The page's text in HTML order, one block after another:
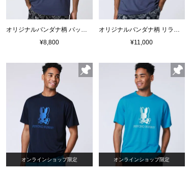
¥8,800
¥11,000
オンラインショップ限定 オンラインショップ限定